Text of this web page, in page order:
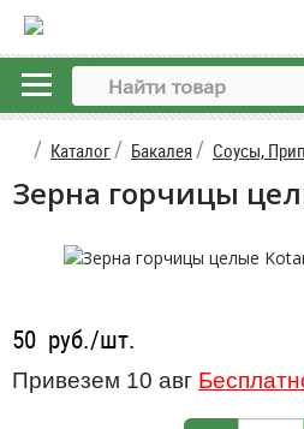
Каталог Бакалея Соусы,
Зерна горчицы
50 руб./шт.
Привезем 10 авг